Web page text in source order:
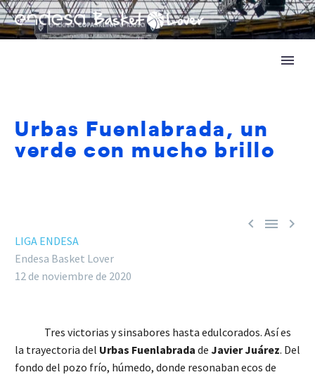
Urbas Fuenlabrada, un
verde con mucho brillo
  
LIGA ENDESA
Endesa Basket Lover
12 de noviembre de 2020
Tres victorias y sinsabores hasta edulcorados. Así es
la trayectoria del Urbas Fuenlabrada de Javier Juárez. Del
fondo del pozo frío, húmedo, donde resonaban ecos de